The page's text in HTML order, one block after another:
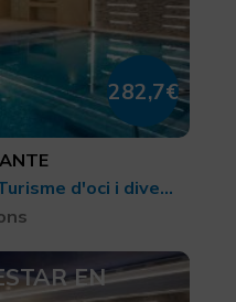
282,7€
Turisme gastronòmic, Turisme d'oci i diversió, Bellesa i salut
EN